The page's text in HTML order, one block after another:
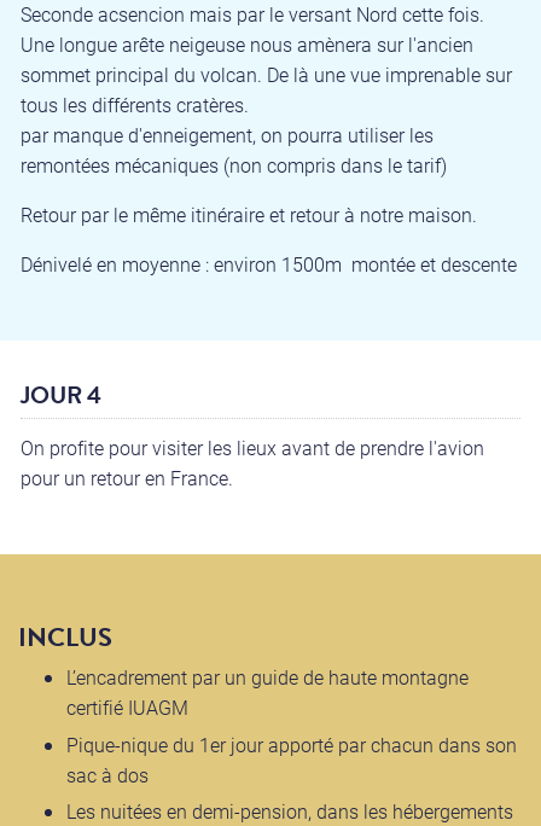
Seconde acsencion mais par le versant Nord cette fois.
Une longue arête neigeuse nous amènera sur l'ancien
sommet principal du volcan. De là une vue imprenable sur
tous les différents cratères.
par manque d'enneigement, on pourra utiliser les
remontées mécaniques (non compris dans le tarif)
Retour par le même itinéraire et retour à notre maison.
Dénivelé en moyenne : environ 1500m montée et descente
JOUR 4
On profite pour visiter les lieux avant de prendre l'avion
pour un retour en France.
INCLUS
L’encadrement par un guide de haute montagne
certifié IUAGM
Pique-nique du 1er jour apporté par chacun dans son
sac à dos
Les nuitées en demi-pension, dans les hébergements